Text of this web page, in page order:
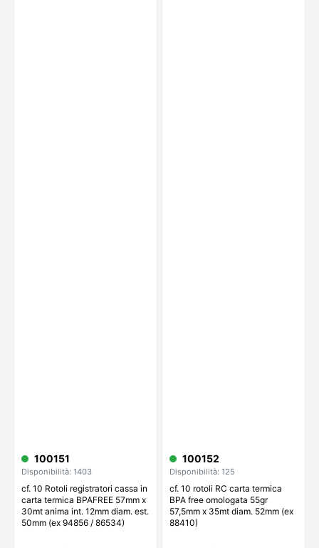
100151
Disponibilità: 1403
cf. 10 Rotoli registratori cassa in
carta termica BPAFREE 57mm x
30mt anima int. 12mm diam. est.
50mm (ex 94856 / 86534)
100152
Disponibilità: 125
cf. 10 rotoli RC carta termica
BPA free omologata 55gr
57,5mm x 35mt diam. 52mm (ex
88410)